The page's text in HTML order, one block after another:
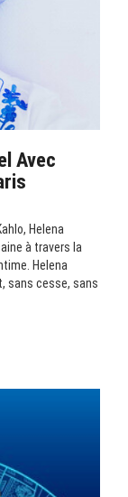
Avec
Helena
à travers la
Helena
sans cesse, sans